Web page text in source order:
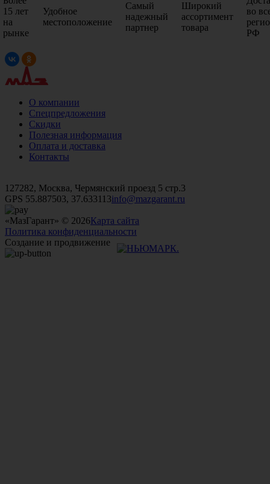
15 лет
на
рынке
Удобное
местоположение
Самый
надежный
партнер
Широкий
ассортимент
товара
во
РФ
О компании
Спецпредложения
Скидки
Полезная информация
Оплата и доставка
Контакты
127282, Москва, Чермянский проезд 5 стр.3
GPS 55.887503, 37.633113info@mazgarant.ru
«МазГарант» © 2026Карта сайта
Политика конфиденциальности
Создание и продвижение